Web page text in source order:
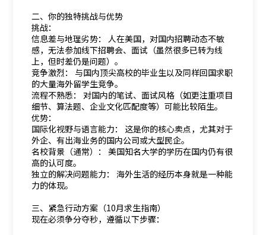
二、你的独特挑战与优势
挑战：
信息差与地理劣势： 人在美国，对国内招聘动态不敏
感，无法参加线下招聘会、面试（虽然很多已转为线
上，但时差仍是问题）。
竞争激烈： 与国内顶尖高校的毕业生以及同样回国求职
的大量海外留学生竞争。
流程不熟悉： 对国内的笔试、面试风格（如更注重项目
细节、算法题、企业文化匹配度等）可能比较陌生。
优势：
国际化视野与语言能力： 这是你的核心卖点，尤其对于
外企、有出海业务的国内公司或大型民企。
名校背景（通常）： 美国知名大学的学历在国内仍有很
高的认可度。
独立的解决问题能力： 海外生活的经历本身就是一种能
力的体现。
三、紧急行动方案（10月求生指南）
现在必须争分夺秒，遵循以下步骤：